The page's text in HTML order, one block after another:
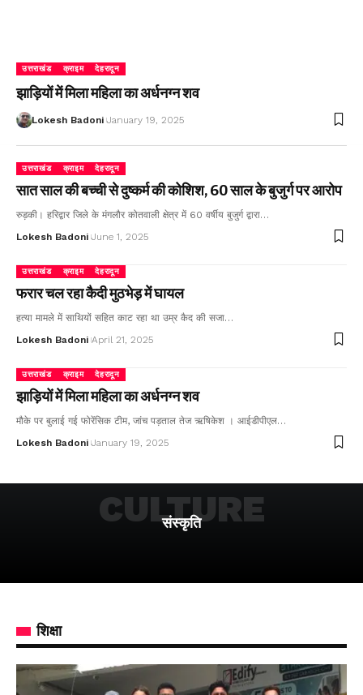
उत्तराखंड क्राइम देहरादून
झाड़ियों में मिला महिला का अर्धनग्न शव
Lokesh Badoni January 19, 2025
उत्तराखंड क्राइम देहरादून
सात साल की बच्ची से दुष्कर्म की कोशिश, 60 साल के बुजुर्ग पर आरोप
रुड़की। हरिद्वार जिले के मंगलौर कोतवाली क्षेत्र में 60 वर्षीय बुजुर्ग द्वारा…
Lokesh Badoni June 1, 2025
उत्तराखंड क्राइम देहरादून
फरार चल रहा कैदी मुठभेड़ में घायल
हत्या मामले में साथियों सहित काट रहा था उम्र कैद की सजा…
Lokesh Badoni April 21, 2025
उत्तराखंड क्राइम देहरादून
झाड़ियों में मिला महिला का अर्धनग्न शव
मौके पर बुलाई गई फोरेंसिक टीम, जांच पड़ताल तेज ऋषिकेश । आईडीपीएल…
Lokesh Badoni January 19, 2025
संस्कृति
CULTURE
शिक्षा